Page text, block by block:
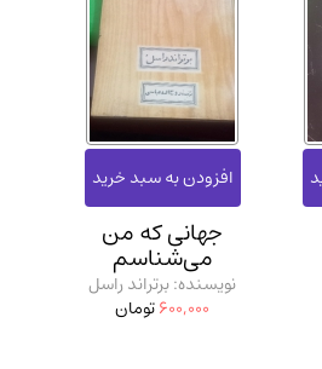
جهانی که من
می‌شناسم
نویسنده: برتراند راسل
600,000تومان